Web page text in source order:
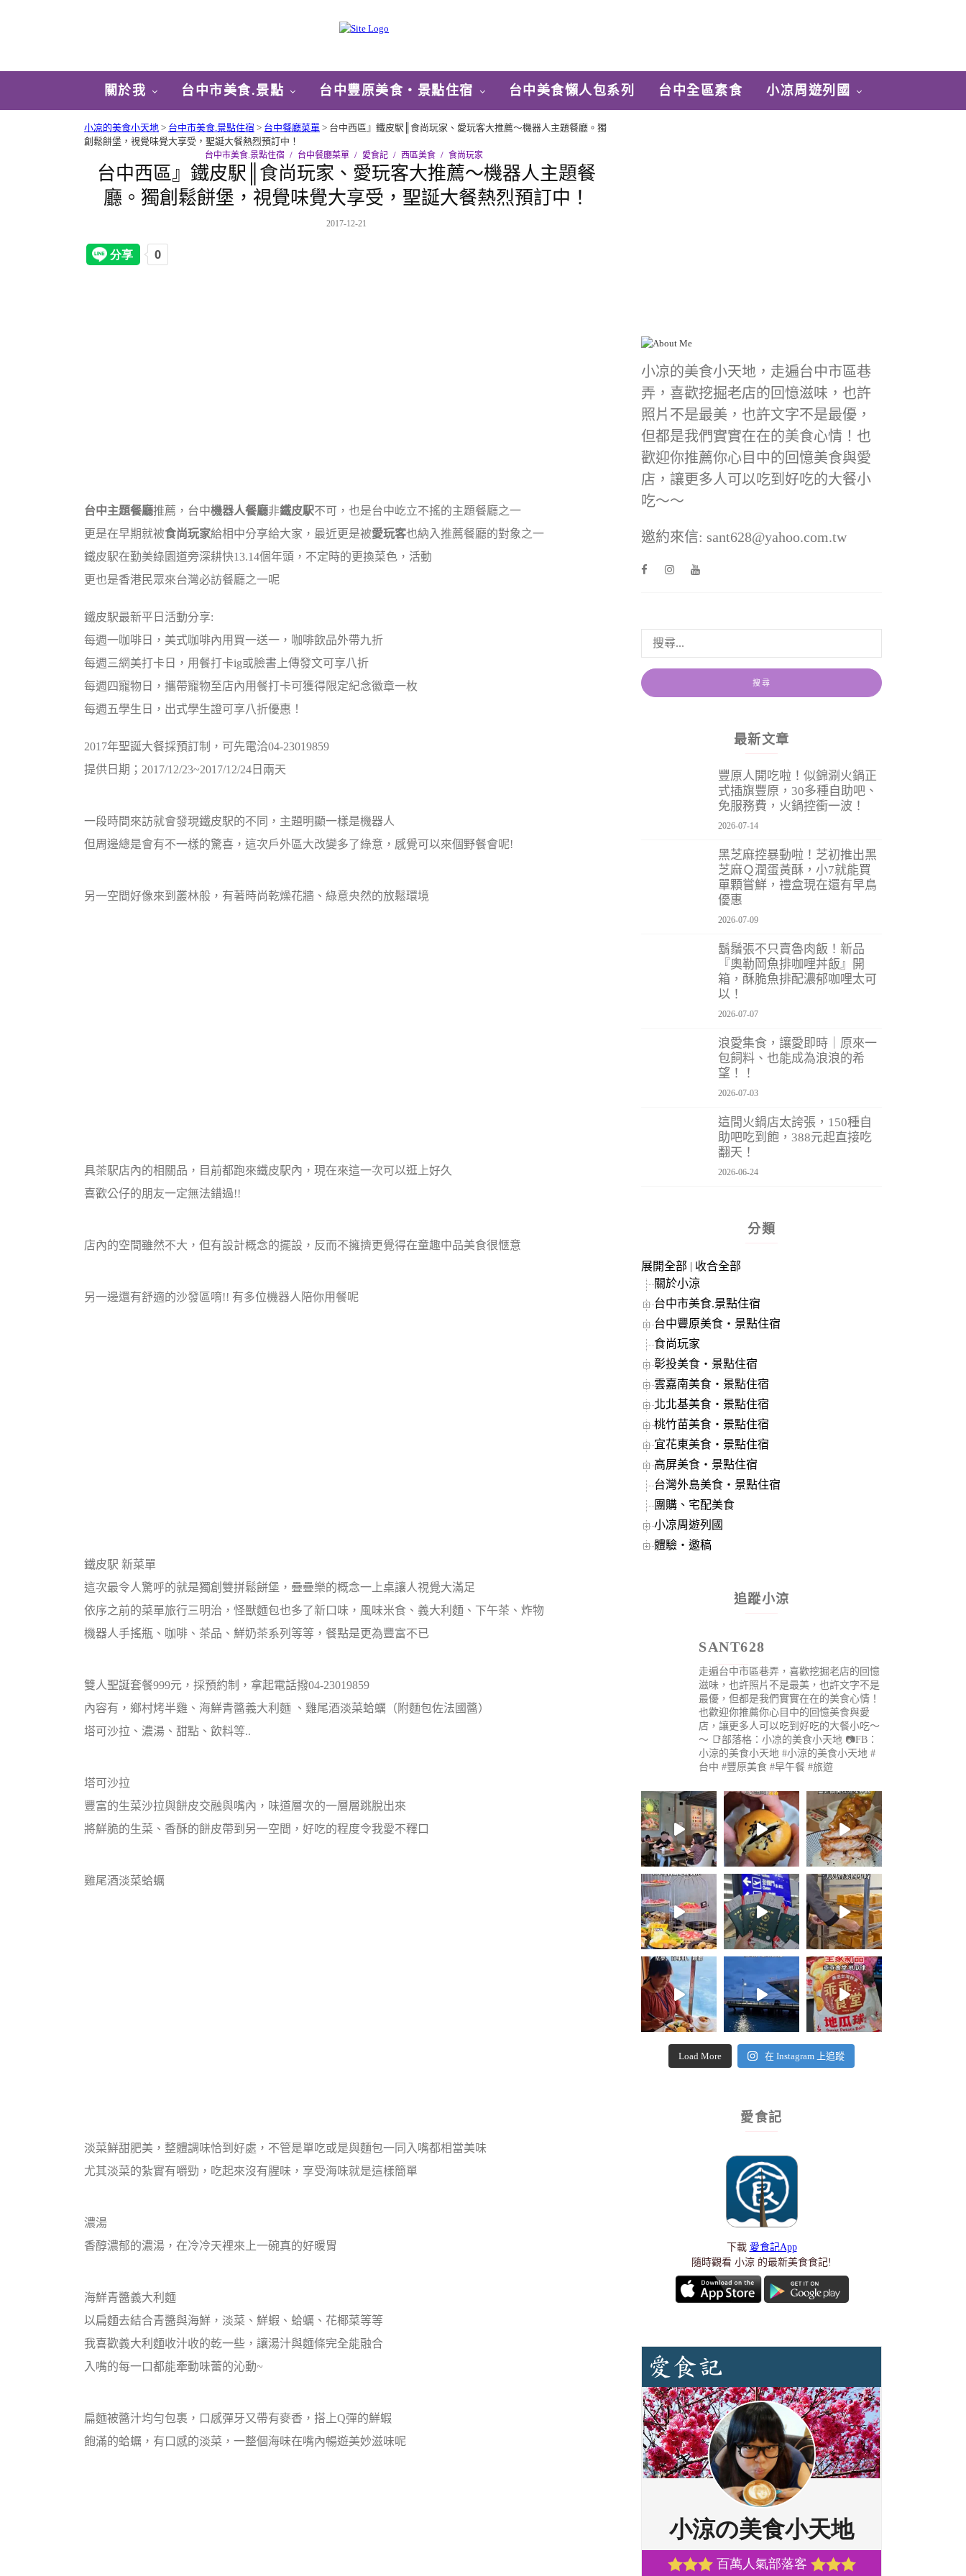
關於我 台中市美食.景點 台中豐原美食‧景點住宿 台中美食懶人包系列 台中全區素食 小凉周遊列國
小凉的美食小天地 > 台中市美食.景點住宿 > 台中餐廳菜單 > 台中西區』鐵皮駅║食尚玩家、愛玩客大推薦～機器人主題餐廳。獨
創鬆餅堡，視覺味覺大享受，聖誕大餐熱烈預訂中！
台中市美食.景點住宿 台中餐廳菜單 愛食記 西區美食 食尚玩家
台中西區』鐵皮駅║食尚玩家、愛玩客大推薦～機器人主題餐
廳。獨創鬆餅堡，視覺味覺大享受，聖誕大餐熱烈預訂中！
2017-12-21
台中主題餐廳推薦，台中機器人餐廳非鐵皮駅不可，也是台中屹立不搖的主題餐廳之一
更是在早期就被食尚玩家給相中分享給大家，最近更是被愛玩客也納入推薦餐廳的對象之一
鐵皮駅在勤美綠園道旁深耕快13.14個年頭，不定時的更換菜色，活動
更也是香港民眾來台灣必訪餐廳之一呢
鐵皮駅最新平日活動分享:
每週一咖啡日，美式咖啡內用買一送一，咖啡飲品外帶九折
每週三網美打卡日，用餐打卡ig或臉書上傳發文可享八折
每週四寵物日，攜帶寵物至店內用餐打卡可獲得限定紀念徽章一枚
每週五學生日，出式學生證可享八折優惠！
2017年聖誕大餐採預訂制，可先電洽04-23019859
提供日期；2017/12/23~2017/12/24日兩天
一段時間來訪就會發現鐵皮駅的不同，主題明顯一樣是機器人
但周邊總是會有不一樣的驚喜，這次戶外區大改變多了綠意，感覺可以來個野餐會呢!
另一空間好像來到叢林般，有著時尚乾燥花牆、綠意央然的放鬆環境
具茶駅店內的相關品，目前都跑來鐵皮駅內，現在來這一次可以逛上好久
喜歡公仔的朋友一定無法錯過!!
店內的空間雖然不大，但有設計概念的擺設，反而不擁擠更覺得在童趣中品美食很愜意
另一邊還有舒適的沙發區唷!! 有多位機器人陪你用餐呢
鐵皮駅 新菜單
這次最令人驚呼的就是獨創雙拼鬆餅堡，疊疊樂的概念一上桌讓人視覺大滿足
依序之前的菜單旅行三明治，怪獸麵包也多了新口味，風味米食、義大利麵、下午茶、炸物
機器人手搖瓶、咖啡、茶品、鮮奶茶系列等等，餐點是更為豐富不已
雙人聖誕套餐999元，採預約制，拿起電話撥04-23019859
內容有，鄉村烤半雞、海鮮青醬義大利麵 、雞尾酒淡菜蛤蠣（附麵包佐法國醬）
塔可沙拉、濃湯、甜點、飲料等..
塔可沙拉
豐富的生菜沙拉與餅皮交融與嘴內，味道層次的一層層跳脫出來
將鮮脆的生菜、香酥的餅皮帶到另一空間，好吃的程度令我愛不釋口
雞尾酒淡菜蛤蠣
淡菜鮮甜肥美，整體調味恰到好處，不管是單吃或是與麵包一同入嘴都相當美味
尤其淡菜的紮實有嚼勁，吃起來沒有腥味，享受海味就是這樣簡單
濃湯
香醇濃郁的濃湯，在冷冷天裡來上一碗真的好暖胃
海鮮青醬義大利麵
以扁麵去結合青醬與海鮮，淡菜、鮮蝦、蛤蠣、花椰菜等等
我喜歡義大利麵收汁收的乾一些，讓湯汁與麵條完全能融合
入嘴的每一口都能牽動味蕾的沁動~
扁麵被醬汁均勻包裹，口感彈牙又帶有麥香，搭上Q彈的鮮蝦
飽滿的蛤蠣，有口感的淡菜，一整個海味在嘴內暢遊美妙滋味呢
小凉的美食小天地，走遍台中市區巷
弄，喜歡挖掘老店的回憶滋味，也許
照片不是最美，也許文字不是最優，
但都是我們實實在在的美食心情！也
歡迎你推薦你心目中的回憶美食與愛
店，讓更多人可以吃到好吃的大餐小
吃～～
邀約來信: sant628@yahoo.com.tw
最新文章
豐原人開吃啦！似錦涮火鍋正
式插旗豐原，30多種自助吧、
免服務費，火鍋控衝一波！
2026-07-14
黑芝麻控暴動啦！芝初推出黑
芝麻Ｑ潤蛋黃酥，小7就能買
單顆嘗鮮，禮盒現在還有早鳥
優惠
2026-07-09
鬍鬚張不只賣魯肉飯！新品
『奧勒岡魚排咖哩丼飯』開
箱，酥脆魚排配濃郁咖哩太可
以！
2026-07-07
浪愛集食，讓愛即時｜原來一
包飼料、也能成為浪浪的希
望！！
2026-07-03
這間火鍋店太誇張，150種自
助吧吃到飽，388元起直接吃
翻天！
2026-06-24
分類
展開全部 | 收合全部
關於小涼
台中市美食.景點住宿
台中豐原美食‧景點住宿
食尚玩家
彰投美食‧景點住宿
雲嘉南美食‧景點住宿
北北基美食‧景點住宿
桃竹苗美食‧景點住宿
宜花東美食‧景點住宿
高屏美食‧景點住宿
台灣外島美食‧景點住宿
團購、宅配美食
小凉周遊列國
體驗‧邀稿
追蹤小涼
SANT628
走遍台中市區巷弄，喜歡挖掘老店的回憶
滋味，也許照片不是最美，也許文字不是
最優，但都是我們實實在在的美食心情！
也歡迎你推薦你心目中的回憶美食與愛
店，讓更多人可以吃到好吃的大餐小吃～
～ 📑部落格：小凉的美食小天地 📷FB：
小涼的美食小天地 #小涼的美食小天地 #
台中 #豐原美食 #早午餐 #旅遊
Load More 在 Instagram 上追蹤
愛食記
下載 愛食記App
隨時觀看 小涼 的最新美食食記!